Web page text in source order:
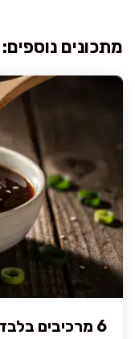
מתכונים נוספים:
6 מרכיבים